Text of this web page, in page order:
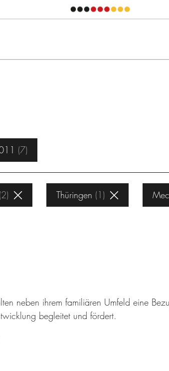
7
2 Thüringen 1
neben ihrem familiären Umfeld eine
begleitet und fördert.